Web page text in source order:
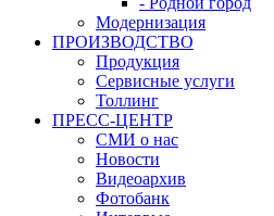
Модернизация
ПРОИЗВОДСТВО
Продукция
Сервисные услуги
Толлинг
ПРЕСС-ЦЕНТР
СМИ о нас
Новости
Видеоархив
Фотобанк